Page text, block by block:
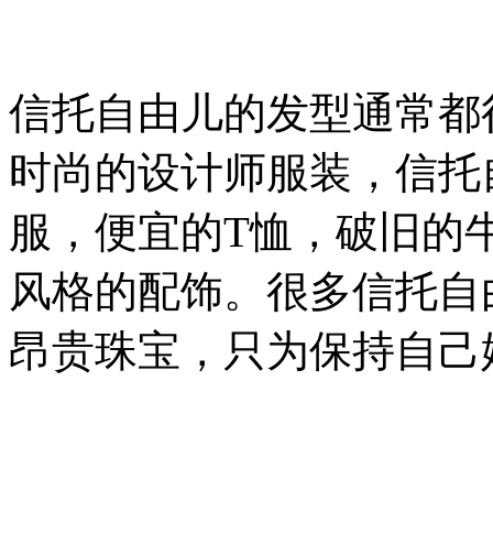
信托自由儿的发型通常
时尚的设计师服装，信
服，便宜的T恤，破旧的
风格的配饰。很多信托
昂贵珠宝，只为保持自